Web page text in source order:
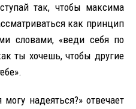
так, чтобы максима
как принцип
словами, «веди себя по
ты хочешь, чтобы другие
надеяться?» отвечает